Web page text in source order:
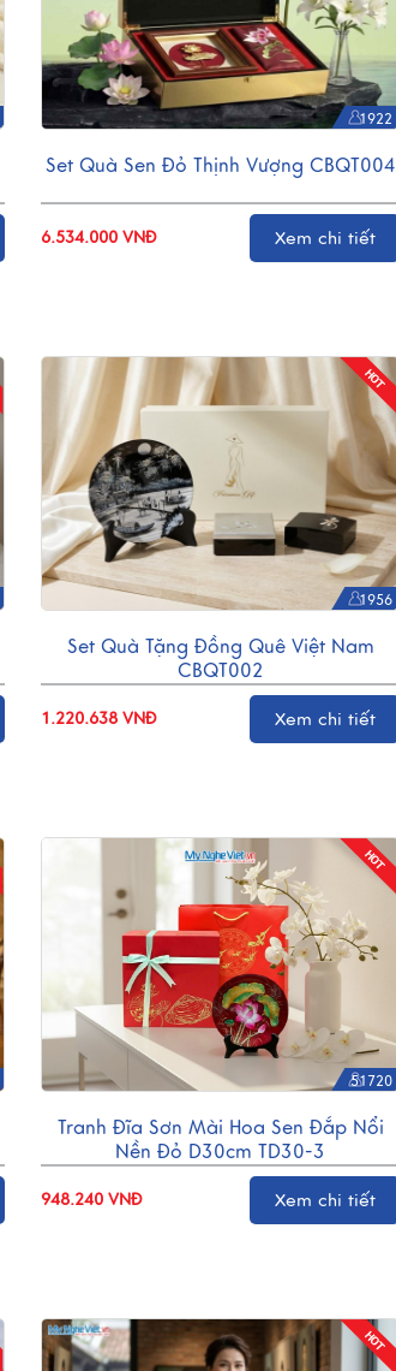
1922
Set Quà Sen Đỏ Thịnh Vượng CBQT004
6.534.000 VNĐ Xem chi tiết
1956
Set Quà Tặng Đồng Quê Việt Nam
CBQT002
1.220.638 VNĐ Xem chi tiết
51720
Tranh Đĩa Sơn Mài Hoa Sen Đắp Nổi
Nền Đỏ D30cm TD30-3
948.240 VNĐ Xem chi tiết